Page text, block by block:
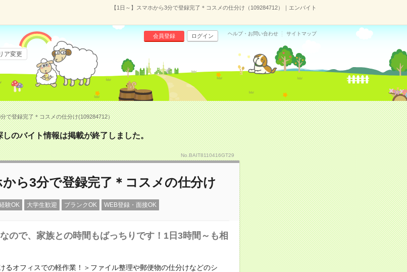
【1日～】スマホから3分で登録完了＊コスメの仕分け（109284712）｜エンバイト
会員登録 ログイン ヘルプ・お問い合わせ サイトマップ
ア変更
で登録完了＊コスメの仕分け(109284712）
しのバイト情報は掲載が終了しました。
No.BAIT8110416GT29
から3分で登録完了＊コスメの仕分け
験OK 大学生歓迎 ブランクOK WEB登録・面接OK
ので、家族との時間もばっちりです！1日3時間～も相
るオフィスでの軽作業！＞ファイル整理や郵便物の仕分けなどのシ